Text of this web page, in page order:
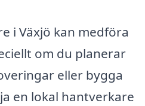
i Växjö kan medföra
om du planerar
eller bygga
en lokal hantverkare